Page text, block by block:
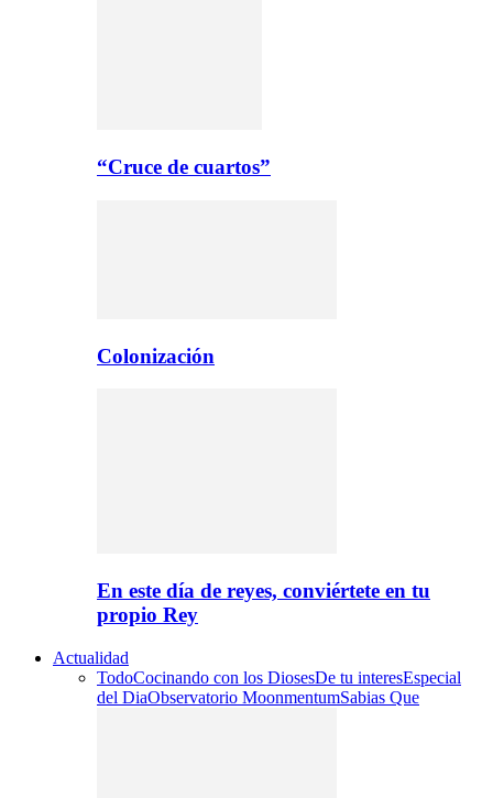
“Cruce de cuartos”
Colonización
En este día de reyes, conviértete en tu
propio Rey
Actualidad
TodoCocinando con los DiosesDe tu interesEspecial
del DiaObservatorio MoonmentumSabias Que